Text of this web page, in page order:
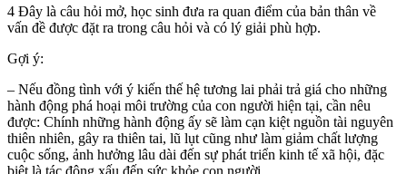
4 Đây là câu hỏi mở, học sinh đưa ra quan điểm của bản thân về
vấn đề được đặt ra trong câu hỏi và có lý giải phù hợp.
Gợi ý:
– Nếu đồng tình với ý kiến thế hệ tương lai phải trả giá cho những
hành động phá hoại môi trường của con người hiện tại, cần nêu
được: Chính những hành động ấy sẽ làm cạn kiệt nguồn tài nguyên
thiên nhiên, gây ra thiên tai, lũ lụt cũng như làm giảm chất lượng
cuộc sống, ảnh hưởng lâu dài đến sự phát triển kinh tế xã hội, đặc